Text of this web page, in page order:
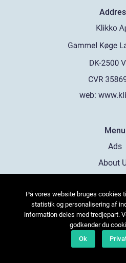
web:
Menu
Ads
About
På vores website bruges cookies
statistik og personalisering af
information deles med tredjepart.
godkender du
Ok